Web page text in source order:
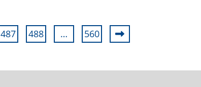
487 488 … 560